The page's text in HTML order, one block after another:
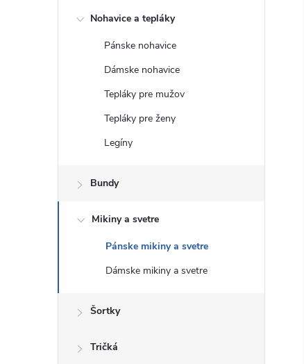
Nohavice a tepláky
Pánske nohavice
Dámske nohavice
Tepláky pre mužov
Tepláky pre ženy
Legíny
Bundy
Mikiny a svetre
Pánske mikiny a svetre
Dámske mikiny a svetre
Šortky
Tričká